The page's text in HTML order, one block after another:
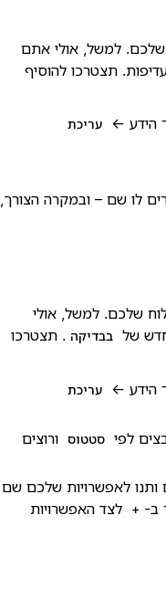
שלכם. למשל, אולי אתם
תצטרכו להוסיף
הידע ←
עריכת
לו שם – ובמקרה הצורך,
שלכם. למשל, אולי
של בבדיקה . תצטרכו
הידע ←
עריכת
לפי סטטוס ורוצים
לאפשרויות שלכם שם
ב- +
לצד האפשרויות